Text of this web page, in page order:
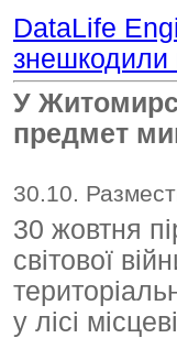
DataLife
знешкодили
У
предмет
30.10.
30 жовтня
світової
у лісі